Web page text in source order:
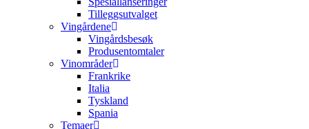
Tilleggsutvalget
Vingårdene
Vingårdsbesøk
Produsentomtaler
Vinområder
Frankrike
Italia
Tyskland
Spania
Temaer